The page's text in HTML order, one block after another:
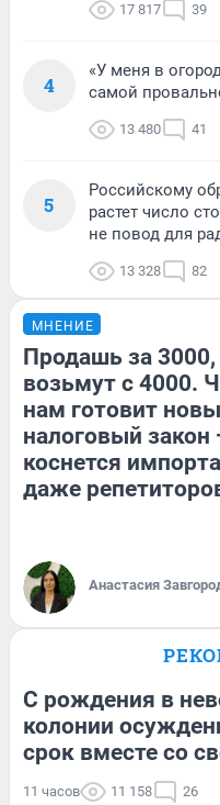
17 817 39
4
«У меня в
самой
13 480 41
5
Российскому
растет число
не повод для
13 328 82
МНЕНИЕ
Продашь за 3000,
возьмут с 4000.
нам готовит
налоговый закон
коснется
даже
Анастасия
С рождения в
колонии
срок вместе со
11 часов 11 158 26